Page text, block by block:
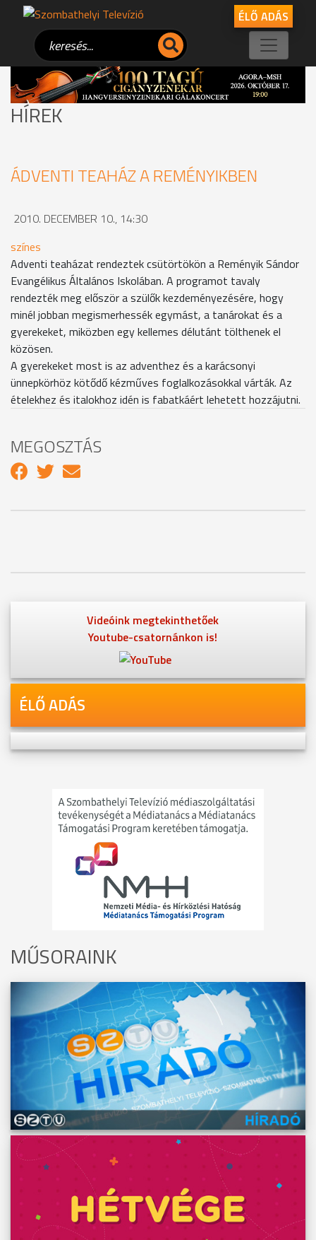
ÉLŐ ADÁS
HÍREK
ÁDVENTI TEAHÁZ A REMÉNYIKBEN
2010. DECEMBER 10., 14:30
színes
Adventi teaházat rendeztek csütörtökön a Reményik Sándor
Evangélikus Általános Iskolában. A programot tavaly
rendezték meg először a szülők kezdeményezésére, hogy
minél jobban megismerhessék egymást, a tanárokat és a
gyerekeket, miközben egy kellemes délutánt tölthenek el
közösen.
A gyerekeket most is az adventhez és a karácsonyi
ünnepkörhöz kötődő kézműves foglalkozásokkal várták. Az
ételekhez és italokhoz idén is fabatkáért lehetett hozzájutni.
MEGOSZTÁS
Videóink megtekinthetőek
Youtube-csatornánkon is!
ÉLŐ ADÁS
MŰSORAINK